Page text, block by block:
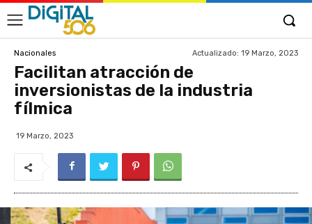
Nacionales Actualizado: 19 Marzo, 2023
Facilitan atracción de
inversionistas de la industria
fílmica
19 Marzo, 2023